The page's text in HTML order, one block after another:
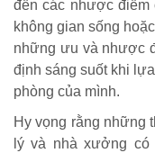
đến các nhược
không gian sống
những ưu và nhược
định sáng suốt khi
phòng của mình.
Hy vọng rằng những
lý và nhà xưởng